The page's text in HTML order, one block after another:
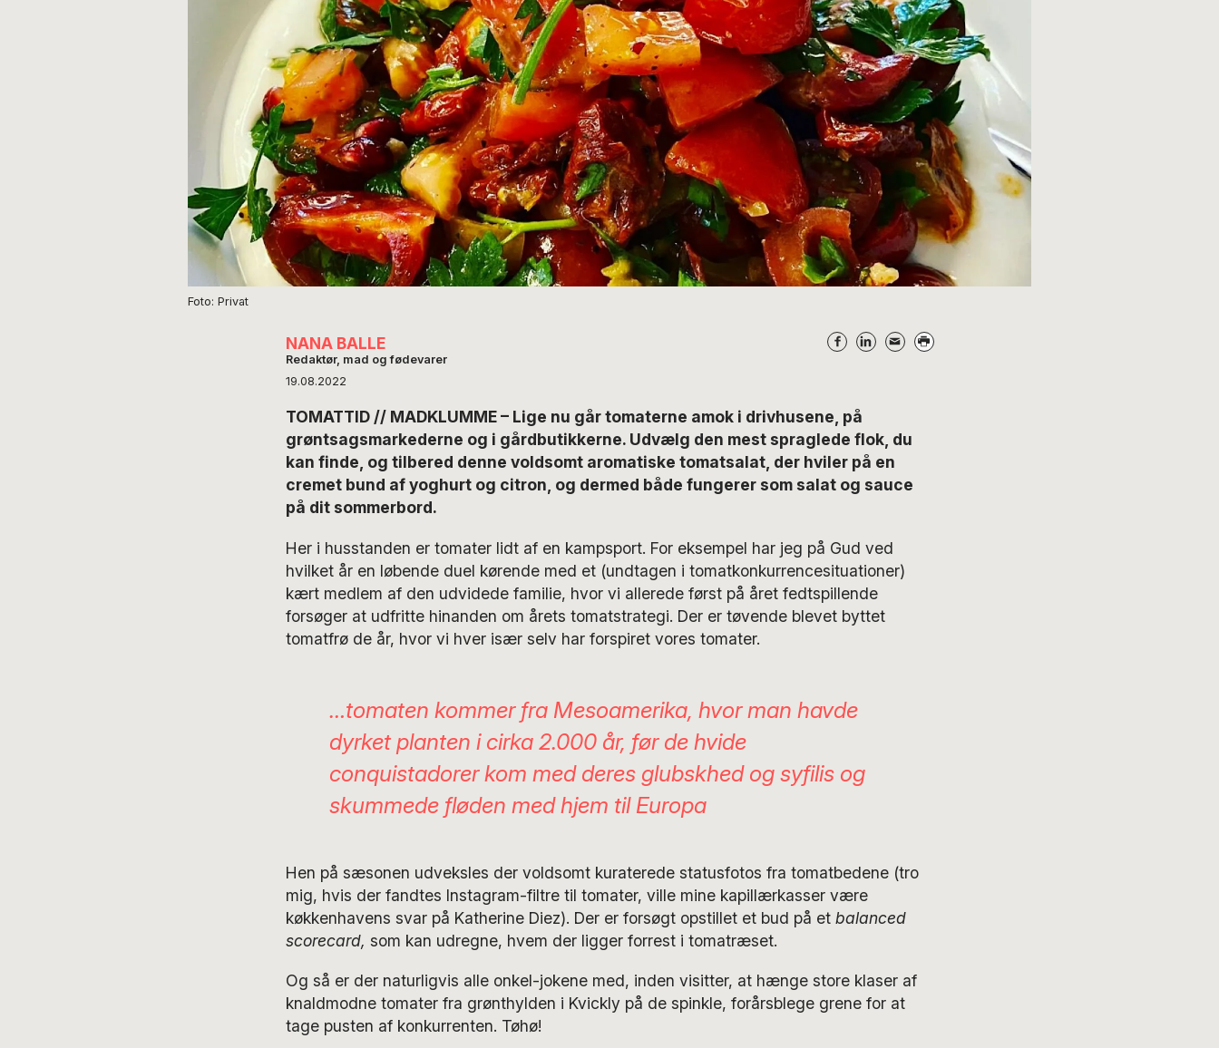
Foto: Privat
NANA BALLE
Redaktør, mad og fødevarer
19.08.2022
TOMATTID // MADKLUMME – Lige nu går tomaterne amok i drivhusene, på
grøntsagsmarkederne og i gårdbutikkerne. Udvælg den mest spraglede flok, du
kan finde, og tilbered denne voldsomt aromatiske tomatsalat, der hviler på en
cremet bund af yoghurt og citron, og dermed både fungerer som salat og sauce
på dit sommerbord.
Her i husstanden er tomater lidt af en kampsport. For eksempel har jeg på Gud ved
hvilket år en løbende duel kørende med et (undtagen i tomatkonkurrencesituationer)
kært medlem af den udvidede familie, hvor vi allerede først på året fedtspillende
forsøger at udfritte hinanden om årets tomatstrategi. Der er tøvende blevet byttet
tomatfrø de år, hvor vi hver især selv har forspiret vores tomater.
…tomaten kommer fra Mesoamerika, hvor man havde
dyrket planten i cirka 2.000 år, før de hvide
conquistadorer kom med deres glubskhed og syfilis og
skummede fløden med hjem til Europa
Hen på sæsonen udveksles der voldsomt kuraterede statusfotos fra tomatbedene (tro
mig, hvis der fandtes Instagram-filtre til tomater, ville mine kapillærkasser være
køkkenhavens svar på Katherine Diez). Der er forsøgt opstillet et bud på et balanced
scorecard, som kan udregne, hvem der ligger forrest i tomatræset.
Og så er der naturligvis alle onkel-jokene med, inden visitter, at hænge store klaser af
knaldmodne tomater fra grønthylden i Kvickly på de spinkle, forårsblege grene for at
tage pusten af konkurrenten. Tøhø!